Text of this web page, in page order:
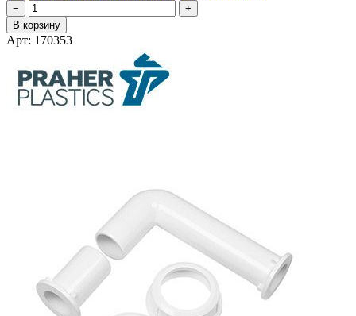
−
+
В корзину
Арт: 170353